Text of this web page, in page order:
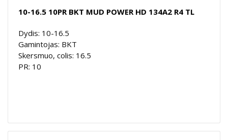
10-16.5 10PR BKT MUD POWER HD 134A2 R4 TL
Dydis: 10-16.5
Gamintojas: BKT
Skersmuo, colis: 16.5
PR: 10